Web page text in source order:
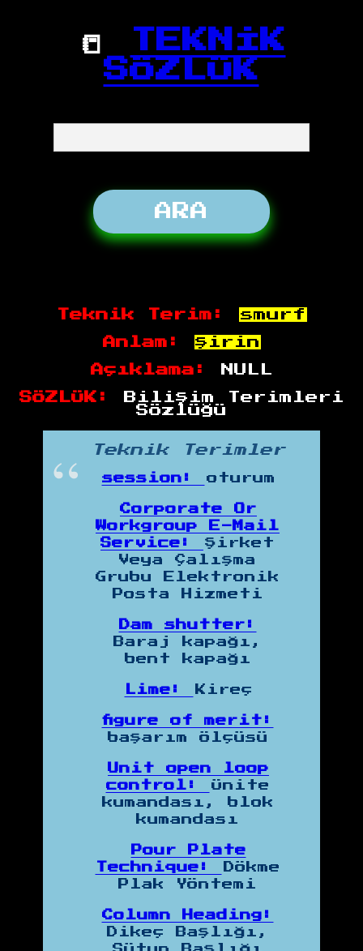
📒
TEKNİK
SÖZLÜK
Teknik Terim: smurf
Anlam: şirin
Açıklama: NULL
SÖZLÜK:
Bilişim Terimleri
Sözlüğü
Teknik Terimler
session: oturum
Corporate Or
Workgroup E-Mail
Service:
Şirket
Veya Çalışma
Grubu Elektronik
Posta Hizmeti
Dam shutter:
Baraj kapağı,
bent kapağı
Lime: Kireç
figure of merit:
başarım ölçüsü
Unit open loop
control:
Ünite
kumandası, blok
kumandası
Pour Plate
Technique:
Dökme
Plak Yöntemi
Column Heading:
Dikeç Başlığı,